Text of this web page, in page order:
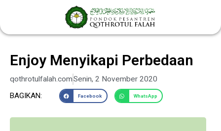
konten
Enjoy Menyikapi Perbedaan
qothrotulfalah.comSenin, 2 November 2020
BAGIKAN:
Facebook WhatsApp